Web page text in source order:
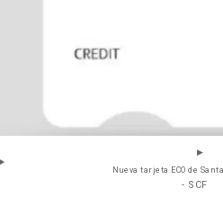
Nueva tarjeta ECO de
- SCF